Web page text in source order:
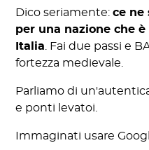
Dico seriamente:ce ne
per una nazione che
Italia . Fai due passi e
fortezza medievale.
Parliamo di
e ponti levatoi.
Immaginati usare